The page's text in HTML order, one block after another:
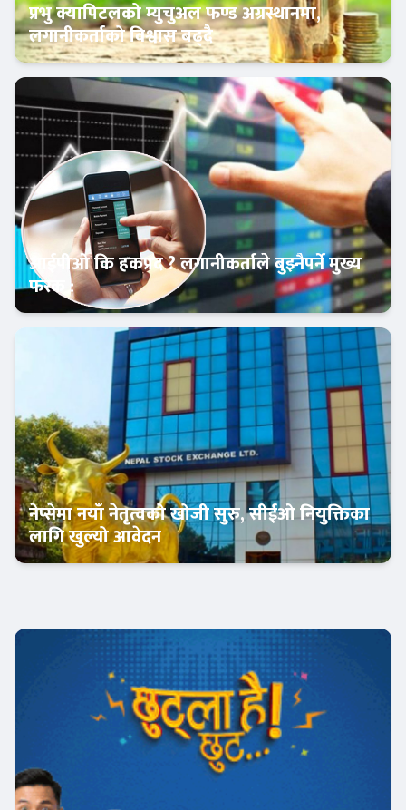
Banner News
प्रभु क्यापिटलको म्युचुअल फण्ड अग्रस्थानमा,
लगानीकर्ताको विश्वास बढ्दै
आईपीओ कि हकप्रद ? लगानीकर्ताले बुझ्नैपर्ने मुख्य
फरक :
नेप्सेमा नयाँ नेतृत्वको खोजी सुरु, सीईओ नियुक्तिका
लागि खुल्यो आवेदन